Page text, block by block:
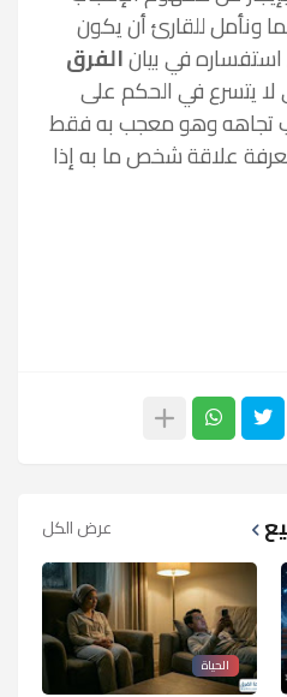
ونأمل للقارئ أن يكون
في بيانالفرق
يتسرع في الحكم على
تجاهه وهو معجب به فقط
علاقة شخص ما به إذا
عرض الكل
الحياة